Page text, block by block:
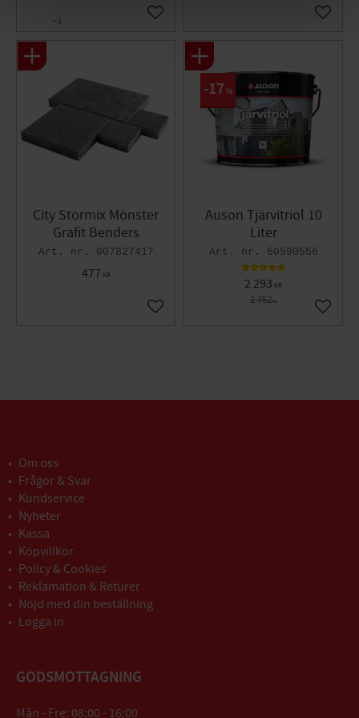
Lägg till i favoriter
+4 Lägg
City Stormix Mönster
Grafit Benders
007827417
477 KR
Lägg till i favoriter
Auson Tjärvitriol 10
Liter
60590556
2 293 KR
2 752KR
17 %
Lägg
Om oss
Frågor & Svar
Kundservice
Nyheter
Kassa
Köpvillkor
Policy & Cookies
Reklamation & Returer
Nöjd med din beställning
Logga in
GODSMOTTAGNING
Mån - Fre: 08:00 - 16:00